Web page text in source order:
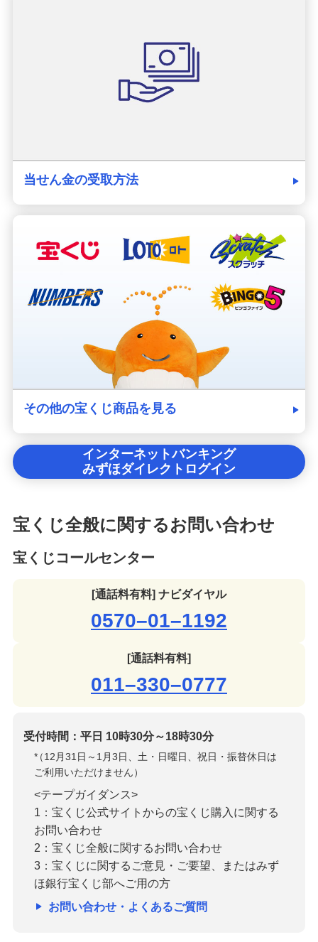
当せん金の受取方法
その他の宝くじ商品を見る
インターネットバンキング
みずほダイレクトログイン
宝くじ全般に関するお問い合わせ
宝くじコールセンター
[通話料有料] ナビダイヤル
0570–01–1192
[通話料有料]
011–330–0777
受付時間：平日 10時30分～18時30分
*
（12月31日～1月3日、土・日曜日、祝日・振替休日は
ご利用いただけません）
<テープガイダンス>
1：宝くじ公式サイトからの宝くじ購入に関する
お問い合わせ
2：宝くじ全般に関するお問い合わせ
3：宝くじに関するご意見・ご要望、またはみず
ほ銀行宝くじ部へご用の方
お問い合わせ・よくあるご質問